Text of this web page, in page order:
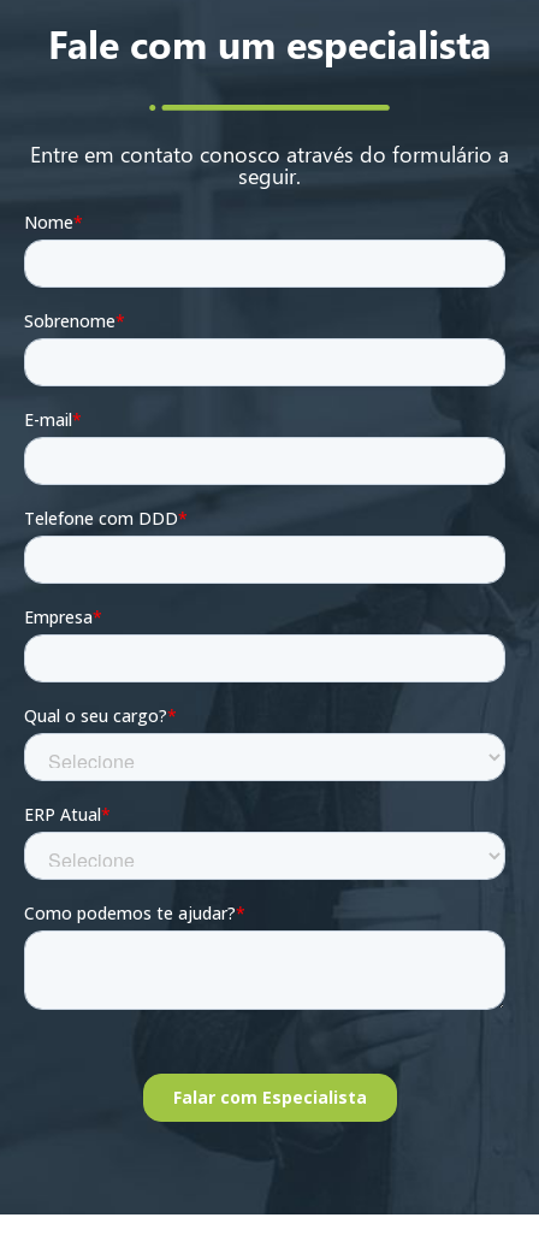
Fale com um especialista
Entre em contato conosco através do formulário a
seguir.